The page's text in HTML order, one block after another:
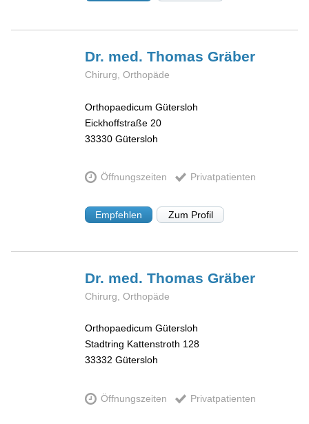
Dr. med. ThomasGräber
Chirurg, Orthopäde
Orthopaedicum Gütersloh
Eickhoffstraße 20
33330 Gütersloh
Öffnungszeiten Privatpatienten
Empfehlen Zum Profil
Dr. med. ThomasGräber
Chirurg, Orthopäde
Orthopaedicum Gütersloh
Stadtring Kattenstroth 128
33332 Gütersloh
Öffnungszeiten Privatpatienten